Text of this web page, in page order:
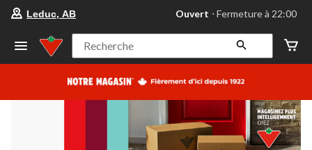
votre
préféré
Leduc,
AB,
courament
Fermeture
à
22:00
cliquer
Leduc, AB Ouvert ⋅ Fermeture à 22:00
Recherche